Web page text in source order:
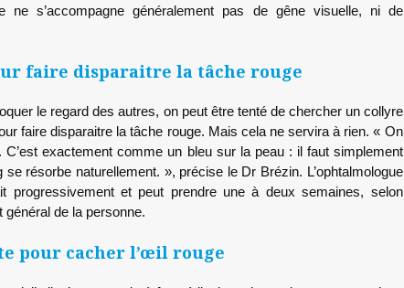
ne s’accompagne généralement pas de gêne visuelle, ni de
faire disparaitre la tâche rouge
le regard des autres, on peut être tenté de chercher un collyre
faire disparaitre la tâche rouge. Mais cela ne servira à rien. « On
C’est exactement comme un bleu sur la peau : il faut simplement
se résorbe naturellement. », précise le Dr Brézin. L’ophtalmologue
progressivement et peut prendre une à deux semaines, selon
général de la personne.
pour cacher l’œil rouge